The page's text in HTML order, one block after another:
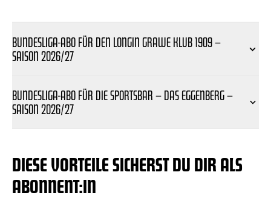
BUNDESLIGA-ABO FÜR DEN LONGIN GRAWE KLUB 1909 –
SAISON 2026/27
BUNDESLIGA-ABO FÜR DIE SPORTSBAR – DAS EGGENBERG –
SAISON 2026/27
DIESE VORTEILE SICHERST DU DIR ALS
ABONNENT:IN